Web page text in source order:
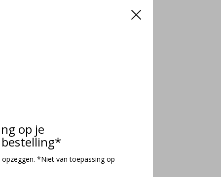
op je
*Niet van toepassing op